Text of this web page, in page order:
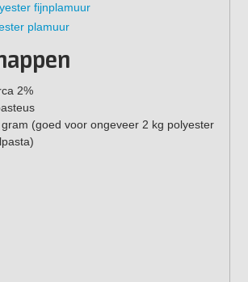
fijnplamuur
plamuur
2%
(goed voor ongeveer 2 kg polyester